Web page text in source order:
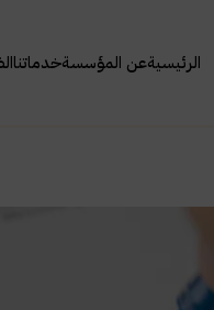
الرئيسيةعن المؤسسةخدماتنا